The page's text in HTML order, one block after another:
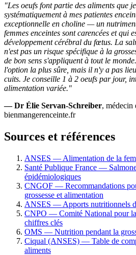
"Les oeufs font partie des aliments que
systématiquement à mes patientes
exceptionnelle en choline — un
femmes enceintes sont carencées et qui
développement cérébral du fœtus. La
n'est pas un risque spécifique à la
de bon sens s'appliquent à tout le
l'option la plus sûre, mais il n'y a pas
cuits. Je conseille 1 à 2 oeufs par jour,
alimentation variée."
— Dr Élie Servan-Schreiber, médecin
bienmangerenceinte.fr
Sources et références
ANSES — Alimentation de la
Santé Publique France —
épidémiologiques
CNGOF — Recommandations
grossesse et alimentation
ANSES — Apports nutritionnels
CNPO — Comité National pour
chiffres clés
OMS — Nutrition pendant la
Ciqual (ANSES) — Table de
aliments